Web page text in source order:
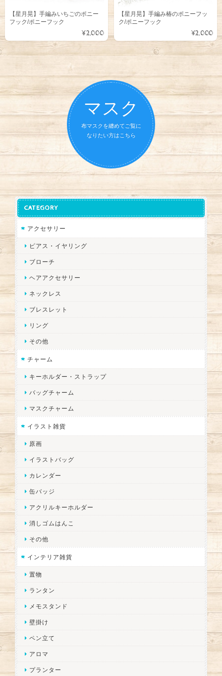
【星月晃】手編みいちごのポニー
フック/ポニーフック
¥2,000
【星月晃】手編み椿のポニーフッ
ク/ポニーフック
¥2,000
マスク
布マスクを纏めてご覧に
なりたい方はこちら
CATEGORY
アクセサリー
ピアス・イヤリング
ブローチ
ヘアアクセサリー
ネックレス
ブレスレット
リング
その他
チャーム
キーホルダー・ストラップ
バッグチャーム
マスクチャーム
イラスト雑貨
原画
イラストバッグ
カレンダー
缶バッジ
アクリルキーホルダー
消しゴムはんこ
その他
インテリア雑貨
置物
ランタン
メモスタンド
壁掛け
ペン立て
アロマ
プランター